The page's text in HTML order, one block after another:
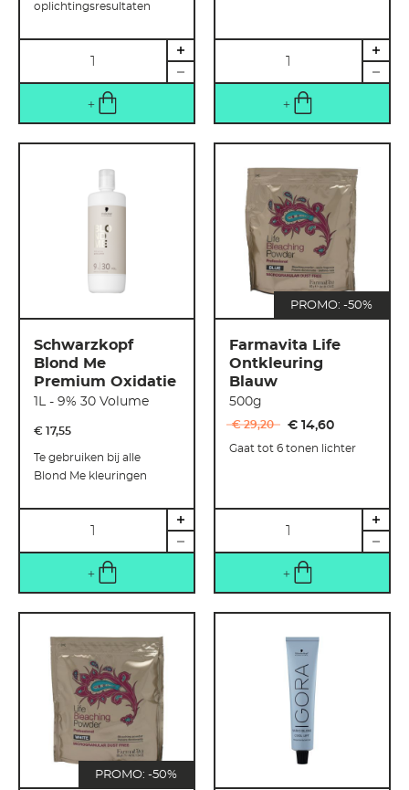
oplichtingsresultaten
Schwarzkopf
Blond Me
Premium Oxidatie
1L - 9% 30 Volume
€ 17,55
Te gebruiken bij alle
Blond Me kleuringen
PROMO: -50%
Farmavita Life
Ontkleuring
Blauw
500g
€ 29,20 € 14,60
Gaat tot 6 tonen lichter
PROMO: -50%